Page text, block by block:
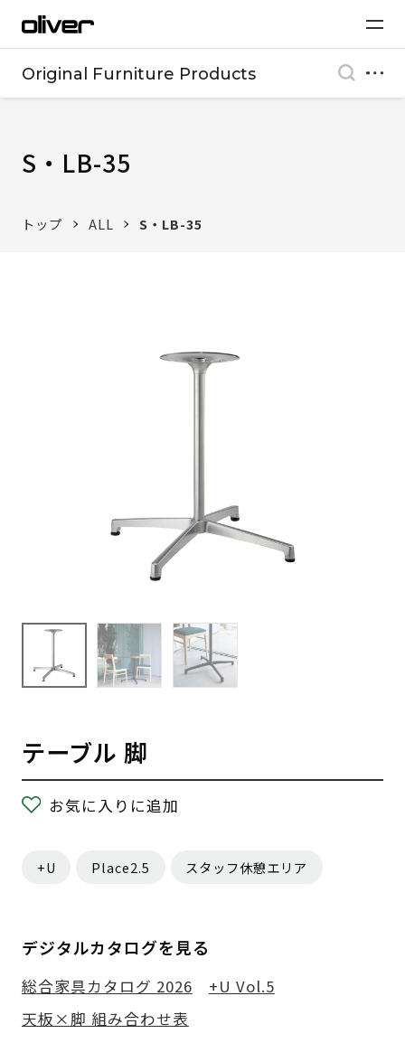
Original Furniture Products
S・LB-35
トップ ALL S・LB-35
テーブル 脚
お気に入りに追加
+U Place2.5 スタッフ休憩エリア
デジタルカタログを見る
総合家具カタログ 2026
+U Vol.5
天板×脚 組み合わせ表